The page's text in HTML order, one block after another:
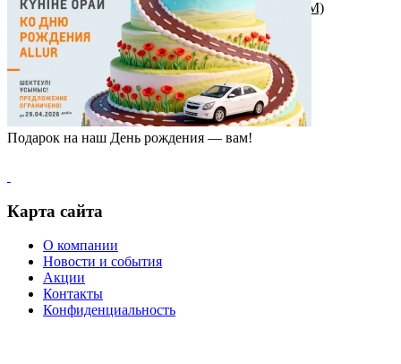
Награда от штаб-квартиры Great Wall Motor (GWM)
Подарок на наш День рождения — вам!
Карта сайта
О компании
Новости и события
Акции
Контакты
Конфиденциальность